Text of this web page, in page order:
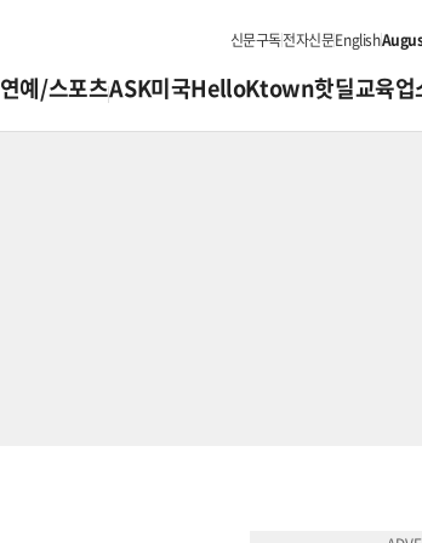
신문구독전자신문English
연예/스포츠ASK미국HelloKtown핫딜교육업